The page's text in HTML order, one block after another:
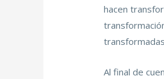
hacen
Al final de